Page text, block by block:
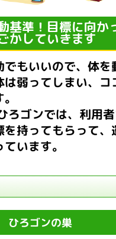
基準！目標に向か
かしていきます
でもいいので、体を
は弱ってしまい、コ
ろゴンでは、利用
持ってもらって、
います。
ひろゴンの巣